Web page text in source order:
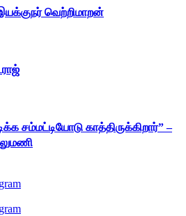
இயக்குநர் வெற்றிமாறன்
சம்மட்டியோடு காத்திருக்கிறார்” –